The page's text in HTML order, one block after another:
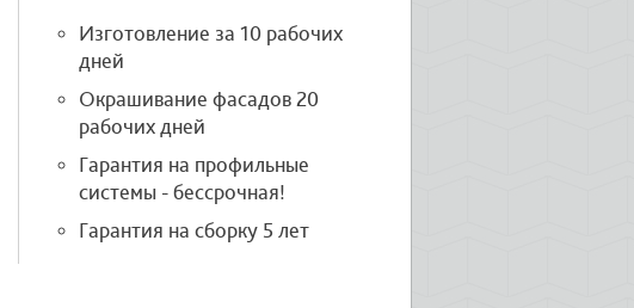
Изготовление за 10 рабочих
дней
Окрашивание фасадов 20
рабочих дней
Гарантия на профильные
системы - бессрочная!
Гарантия на сборку 5 лет